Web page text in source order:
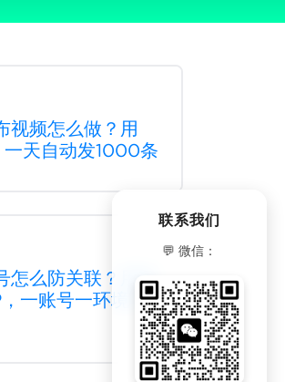
联系我们
💬 微信：
视频怎么做？用
天自动发1000条
怎么防关联？用真
一账号一环境不